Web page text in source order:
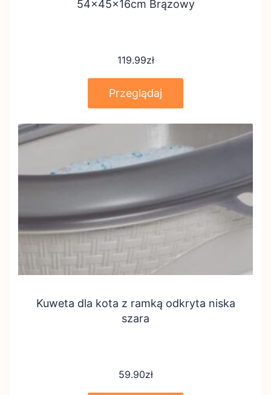
54x45x16cm Brązowy
119.99zł
Przeglądaj
Kuweta dla kota z ramką odkryta niska
szara
59.90zł